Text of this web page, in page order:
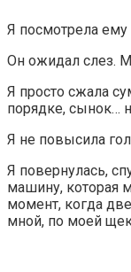
Я посмотрела ему
Он ожидал слез.
Я просто сжала
порядке, сынок…
Я не повысила
Я повернулась,
машину, которая
момент, когда
мной, по моей